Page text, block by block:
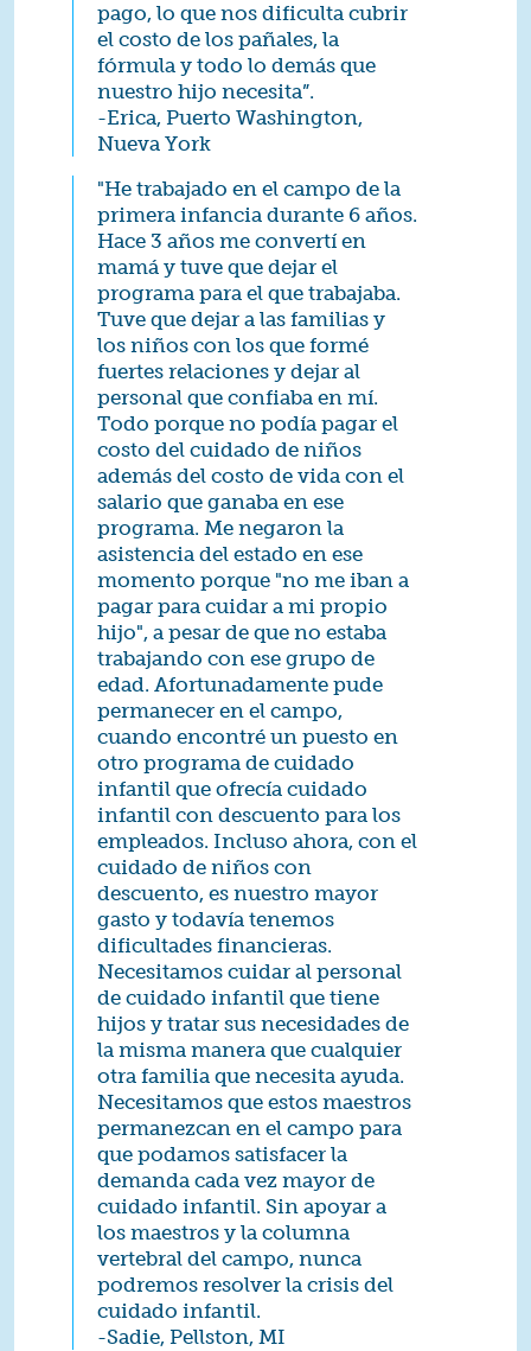
pago, lo que nos dificulta cubrir
el costo de los pañales, la
fórmula y todo lo demás que
nuestro hijo necesita”.
-Erica, Puerto Washington,
Nueva York
"He trabajado en el campo de la
primera infancia durante 6 años.
Hace 3 años me convertí en
mamá y tuve que dejar el
programa para el que trabajaba.
Tuve que dejar a las familias y
los niños con los que formé
fuertes relaciones y dejar al
personal que confiaba en mí.
Todo porque no podía pagar el
costo del cuidado de niños
además del costo de vida con el
salario que ganaba en ese
programa. Me negaron la
asistencia del estado en ese
momento porque "no me iban a
pagar para cuidar a mi propio
hijo", a pesar de que no estaba
trabajando con ese grupo de
edad. Afortunadamente pude
permanecer en el campo,
cuando encontré un puesto en
otro programa de cuidado
infantil que ofrecía cuidado
infantil con descuento para los
empleados. Incluso ahora, con el
cuidado de niños con
descuento, es nuestro mayor
gasto y todavía tenemos
dificultades financieras.
Necesitamos cuidar al personal
de cuidado infantil que tiene
hijos y tratar sus necesidades de
la misma manera que cualquier
otra familia que necesita ayuda.
Necesitamos que estos maestros
permanezcan en el campo para
que podamos satisfacer la
demanda cada vez mayor de
cuidado infantil. Sin apoyar a
los maestros y la columna
vertebral del campo, nunca
podremos resolver la crisis del
cuidado infantil.
-Sadie, Pellston, MI